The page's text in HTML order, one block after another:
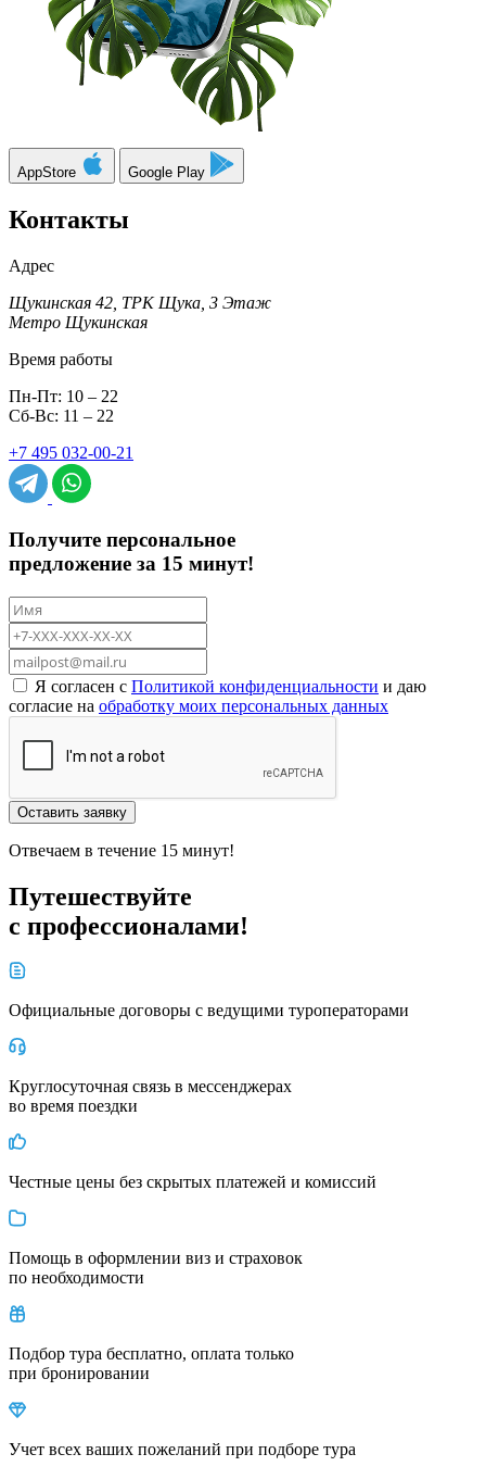
AppStore Google Play
Контакты
Адрес
Щукинская 42, ТРК Щука, 3 Этаж
Метро Щукинская
Время работы
Пн-Пт: 10 – 22
Сб-Вс: 11 – 22
+7 495 032-00-21
Получите персональное
предложение за 15 минут!
Я согласен с Политикой конфиденциальности и даю
согласие на обработку моих персональных данных
Оставить заявку
Отвечаем в течение 15 минут!
Путешествуйте
с профессионалами!
Официальные договоры с ведущими туроператорами
Круглосуточная связь в мессенджерах
во время поездки
Честные цены без скрытых платежей и комиссий
Помощь в оформлении виз и страховок
по необходимости
Подбор тура бесплатно, оплата только
при бронировании
Учет всех ваших пожеланий при подборе тура